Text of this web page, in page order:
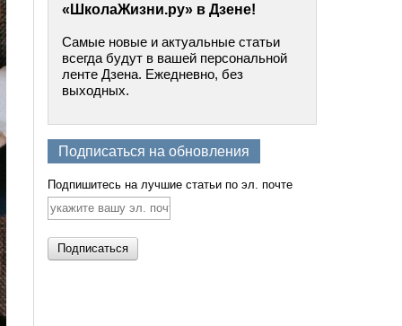
«ШколаЖизни.ру» в Дзене!
Самые новые и актуальные статьи
всегда будут в вашей персональной
ленте Дзена. Ежедневно, без
выходных.
Подписаться на обновления
Подпишитесь на лучшие статьи по эл. почте